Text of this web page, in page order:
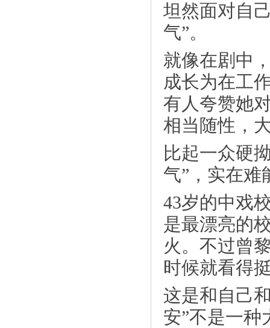
坦然面对自
气”。
就像在剧中
成长为在工
有人夸赞她
相当随性，
比起一众硬
气”，实在难
43岁的中戏
是最漂亮的
火。不过曾
时候就看得
这是和自己
安”不是一种